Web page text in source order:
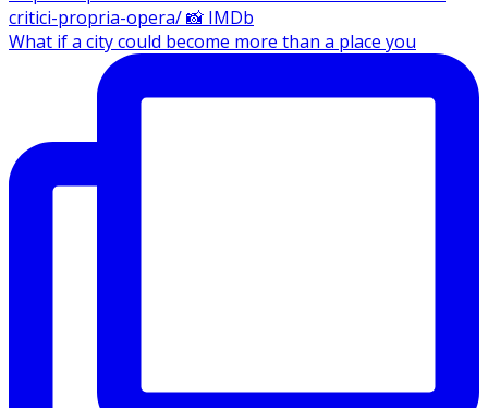
What if a city could become more than a place you